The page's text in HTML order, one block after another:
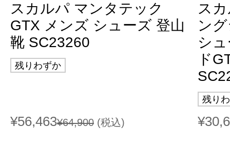
スカルパ マンタテック
GTX メンズ シューズ 登山
靴 SC23260
残りわずか
¥56,463¥64,900 (税込)
ス
ン
シ
ド
残り